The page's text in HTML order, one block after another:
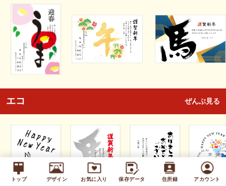
トップ デザイン お気に入り 保存データ 住所録 アカウント
エコ ぜんぶ見る